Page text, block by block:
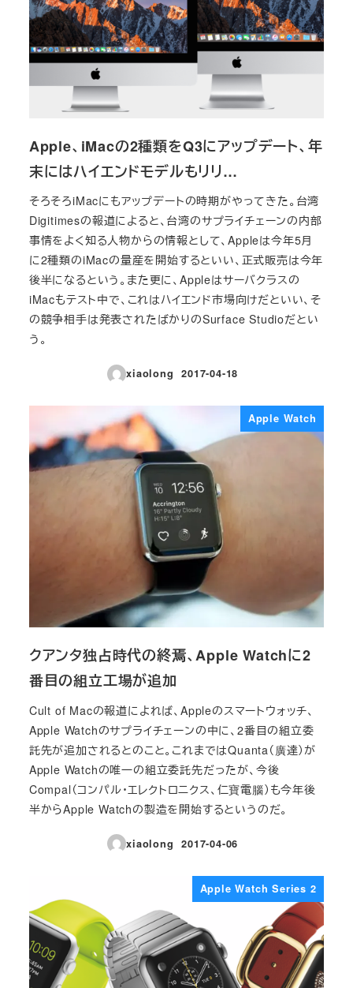
Apple、iMacの2種類をQ3にアップデート、年
末にはハイエンドモデルもリリ…
そろそろiMacにもアップデートの時期がやってきた。台湾
Digitimesの報道によると、台湾のサプライチェーンの内部
事情をよく知る人物からの情報として、Appleは今年5月
に2種類のiMacの量産を開始するといい、正式販売は今年
後半になるという。また更に、Appleはサーバクラスの
iMacもテスト中で、これはハイエンド市場向けだといい、そ
の競争相手は発表されたばかりのSurface Studioだとい
う。
xiaolong
投稿日
2017-04-18
Apple Watch
クアンタ独占時代の終焉、Apple Watchに2
番目の組立工場が追加
Cult of Macの報道によれば、Appleのスマートウォッチ、
Apple Watchのサプライチェーンの中に、2番目の組立委
託先が追加されるとのこと。これまではQuanta（廣達）が
Apple Watchの唯一の組立委託先だったが、今後
Compal（コンパル・エレクトロニクス、仁寶電腦）も今年後
半からApple Watchの製造を開始するというのだ。
xiaolong
投稿日
2017-04-06
Apple Watch Series 2